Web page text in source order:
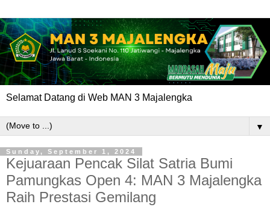
Selamat Datang di Web MAN 3 Majalengka
▼
Sunday, September 1, 2024
Kejuaraan Pencak Silat Satria Bumi
Pamungkas Open 4: MAN 3 Majalengka
Raih Prestasi Gemilang